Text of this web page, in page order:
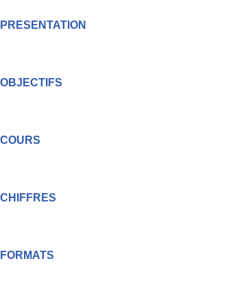
PRESENTATION
OBJECTIFS
COURS
CHIFFRES
FORMATS